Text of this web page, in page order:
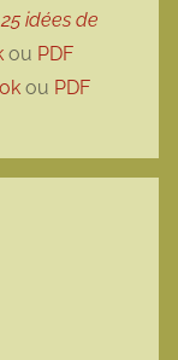
idées de
ou PDF
ou PDF